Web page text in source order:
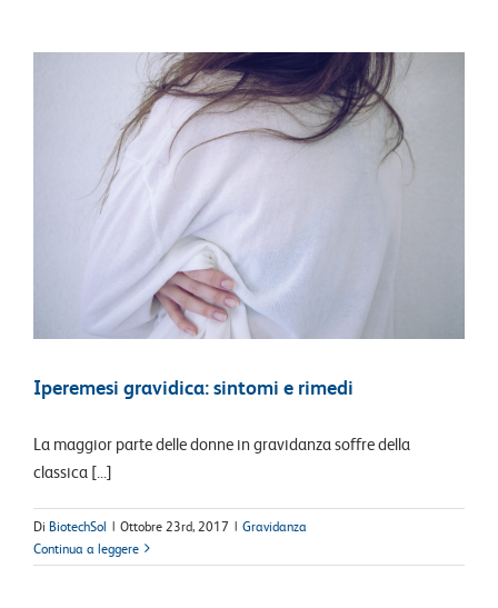
Iperemesi gravidica: sintomi e rimedi
La maggior parte delle donne in gravidanza soffre della
classica [...]
Di BiotechSol | Ottobre 23rd, 2017 | Gravidanza
Continua a leggere